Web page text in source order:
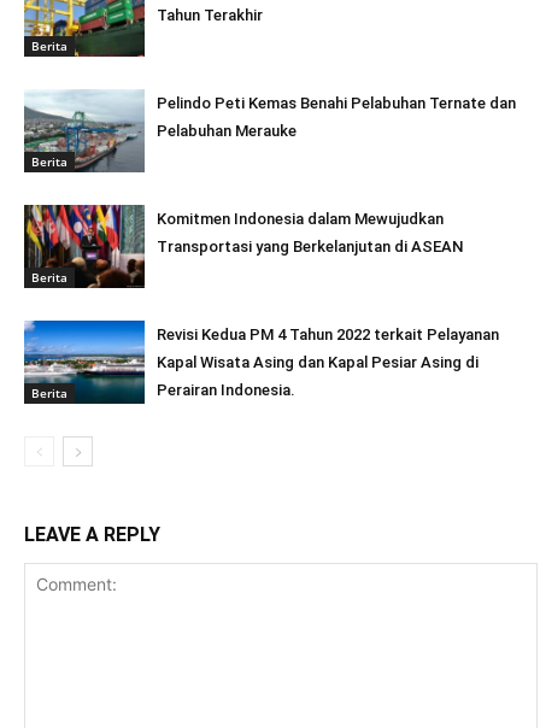
Berita
Tahun Terakhir
Berita
Pelindo Peti Kemas Benahi Pelabuhan Ternate dan
Pelabuhan Merauke
Berita
Komitmen Indonesia dalam Mewujudkan
Transportasi yang Berkelanjutan di ASEAN
Berita
Revisi Kedua PM 4 Tahun 2022 terkait Pelayanan
Kapal Wisata Asing dan Kapal Pesiar Asing di
Perairan Indonesia.
LEAVE A REPLY